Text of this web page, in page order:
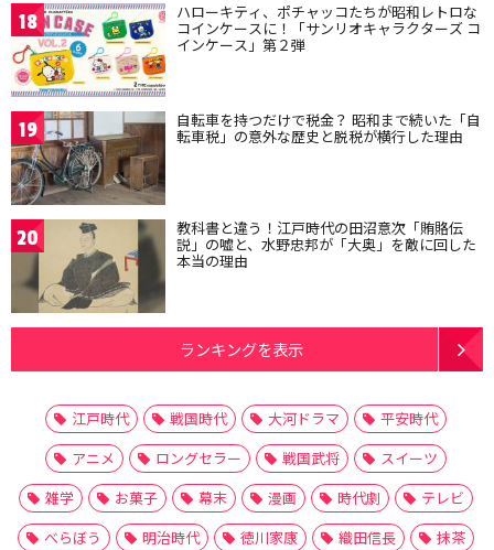
18 ハローキティ、ポチャッコたちが昭和レトロな
コインケースに！「サンリオキャラクターズ コ
インケース」第２弾
19 自転車を持つだけで税金？ 昭和まで続いた「自
転車税」の意外な歴史と脱税が横行した理由
20 教科書と違う！江戸時代の田沼意次「賄賂伝
説」の嘘と、水野忠邦が「大奥」を敵に回した
本当の理由
ランキングを表示
江戸時代 戦国時代 大河ドラマ
平安時代
アニメ
ロングセラー 戦国武将
スイーツ
雑学
お菓子 幕末 漫画 時代劇
テレビ
べらぼう
明治時代 徳川家康 織田信長
抹茶